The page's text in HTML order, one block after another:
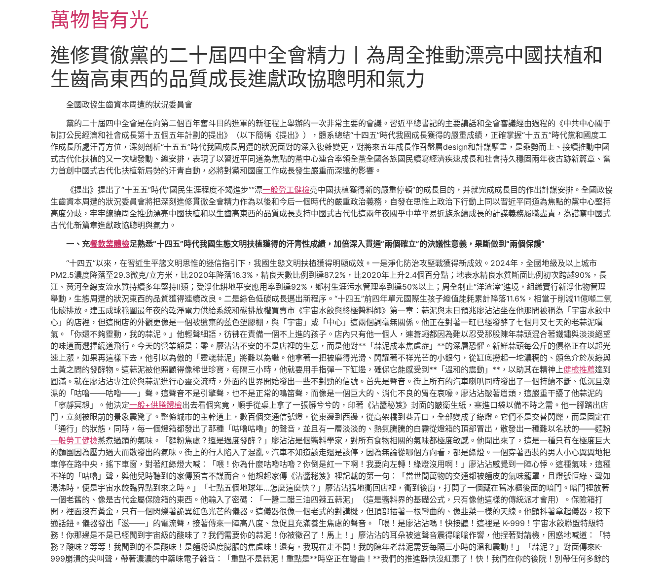
萬物皆有光
進修貫徹黨的二十屆四中全會精力丨為周全推動漂亮中國扶植和
生齒高東西的品質成長進獻政協聰明和氣力
全國政協生齒資本周遭的狀況委員會
黨的二十屆四中全會是在向第二個百年奮斗目的進軍的新征程上舉辦的一次非常主要的會議。習近平總書記的主要講話和全會審議經由過程的《中共中心關于
制訂公民經濟和社會成長第十五個五年計劃的提出》（以下簡稱《提出》），體系總結“十四五”時代我國成長獲得的嚴重成績，正確掌握“十五五”時代黨和國度工
作成長所處汗青方位，深刻剖析“十五五”時代我國成長周遭的狀況面對的深入復雜變更，對將來五年成長作召盤層design和計謀擘畫，是乘勢而上、接續推動中國
式古代化扶植的又一次總發動、總安排，表現了以習近平同道為焦點的黨中心連合率領全黨全國各族國民續寫經濟疾速成長和社會持久穩固兩年夜古跡新篇章、奮
力首創中國式古代化扶植新局勢的汗青自動，必將對黨和國度工作成長發生嚴重而深遠的影響。
《提出》提出了“十五五”時代“國民生涯程度不竭進步”“漂一般勞工健檢亮中國扶植獲得新的嚴重停頓”的成長目的，并就完成成長目的作出計謀安排。全國政協
生齒資本周遭的狀況委員會將把深刻進修貫徹全會精力作為以後和今后一個時代的嚴重政治義務，自發在思惟上政治下行動上同以習近平同道為焦點的黨中心堅持
高度分歧，牢牢繚繞周全推動漂亮中國扶植和以生齒高東西的品質成長支持中國式古代化這兩年夜關乎中華平易近族永續成長的計謀義務履職盡責，為譜寫中國式
古代化新篇章進獻政協聰明與氣力。
一、充餐飲業體檢足熟悉“十四五”時代我國生態文明扶植獲得的汗青性成績，加倍深入貫通“兩個確立”的決議性意義，果斷做到“兩個保護”
“十四五”以來，在習近生平態文明思惟的迷信指引下，我國生態文明扶植獲得明顯成效。一是淨化防治攻堅戰獲得新成效。2024年，全國地級及以上城市
PM2.5濃度降落至29.3微克/立方米，比2020年降落16.3%，精良天數比例到達87.2%，比2020年上升2.4個百分點；地表水精良水質斷面比例初次跨越90%，長
江、黃河全線支流水質持續多年堅持Ⅱ類；受淨化耕地平安應用率到達92%，鄉村生涯污水管理率到達50%以上；周全制止“洋渣滓”進境，組織實行新淨化物管理
舉動，生態周遭的狀況東西的品質獲得連續改良。二是綠色低碳成長邁出新程序。“十四五”前四年單元國際生孩子總值能耗累計降落11.6%，相當于削減11億噸二氧
化碳排放。建玉成球範圍最年夜的乾淨電力供給系統和碳排放權買賣市《宇宙水餃與終極醬料師》第一章：蒜泥與末日預兆廖沾沾坐在他那間被稱為「宇宙水餃中
心」的店裡，但這間店的外觀更像是一個被遺棄的藍色塑膠棚，與「宇宙」或「中心」這兩個詞毫無關係。他正在對著一缸已經發酵了七個月又七天的老蒜泥嘆
氣。「你還不夠靈動，我的蒜泥。」他輕聲細語，彷彿在責備一個不上進的孩子。店內只有他一個人，連蒼蠅都因為難以忍受那股陳年蒜頭混合著鐵鏽與淡淡絕望
的味道而選擇繞道飛行。今天的營業額是：零。廖沾沾不安的不是店裡的生意，而是他對**「蒜泥成本焦慮症」**的深層恐懼。新鮮蒜頭每公斤的價格正在以超光
速上漲，如果再這樣下去，他引以為傲的「靈魂蒜泥」將難以為繼。他拿著一把被磨得光滑、閃耀著不祥光芒的小銀勺，從缸底撈起一坨濃稠的、顏色介於灰綠與
土黃之間的發酵物。這蒜泥被他照顧得像稀世珍寶，每隔三小時，他就要用手指彈一下缸邊，確保它能感受到**「溫和的震動」**，以助其在精神上健檢推薦達到
圓滿。就在廖沾沾專注於與蒜泥進行心靈交流時，外面的世界開始發出一些不對勁的信號。首先是聲音。街上所有的汽車喇叭同時發出了一個持續不斷、低沉且潮
濕的「咕嚕——咕嚕——」聲。這聲音不是引擎聲，也不是正常的鳴笛聲，而像是一個巨大的、消化不良的胃在哀嚎。廖沾沾皺著眉頭，這嚴重干擾了他蒜泥的
「寧靜冥想」。他決定一般+供膳體檢出去看個究竟，順手從桌上拿了一張髒兮兮的，印著《沾醬秘笈》封面的皺衛生紙，塞進口袋以備不時之需。他一腳踏出店
門，立刻被眼前的景象震驚了。整條城市的主幹道上，數百個交通信號燈，從東邊到西邊，從高架橋到巷弄口，全部變成了綠燈。它們不是交替閃爍，而是固定在
「通行」的狀態，同時，每一個燈箱都發出了那種「咕嚕咕嚕」的聲音，並且有一層淡淡的、熱氣騰騰的白霧從燈箱的頂部冒出，散發出一種難以名狀的——麵粉
一般勞工健檢蒸煮過頭的氣味。「麵粉焦慮？還是過度發酵？」廖沾沾是個醬料學家，對所有食物相關的氣味都極度敏感。他聞出來了，這是一種只有在極度巨大
的麵團因為壓力過大而散發出的氣味。街上的行人陷入了混亂。汽車不知道該走還是該停，因為無論從哪個方向看，都是綠燈。一個穿著西裝的男人小心翼翼地把
車停在路中央，搖下車窗，對著紅綠燈大喊：「喂！你為什麼咕嚕咕嚕？你倒是紅一下啊！我要向左轉！綠燈沒用啊！」廖沾沾感覺到一陣心悸。這種氣味，這種
不祥的「咕嚕」聲，與他兒時聽到的家傳預言不謀而合。他想起家傳《沾醬秘笈》裡記載的第一句：「當世間萬物的交通都被麵皮的氣味籠罩，且燈號恒綠、聲如
湯沸時，便是宇宙水餃臨界點到來之時。」「七點五個地球年…怎麼這麼快？」廖沾沾猛地衝回店裡，衝到後廚，打開了一個藏在舊冰櫃後面的暗門。暗門裡放著
一個老舊的、像是古代金屬保險箱的東西。他輸入了密碼：「一醬二醋三油四辣五蒜泥」（這是醬料界的基礎公式，只有像他這樣的傳統派才會用）。保險箱打
開，裡面沒有黃金，只有一個閃爍著詭異紅色光芒的儀器。這儀器很像一個老式的對講機，但頂部插著一根彎曲的、像韭菜一樣的天線。他顫抖著拿起儀器，按下
通話鈕。儀器發出「滋——」的電流聲，接著傳來一陣高八度、急促且充滿養生焦慮的聲音。「喂！是廖沾沾嗎！快接聽！這裡是 K-999！宇宙水餃聯盟特級特
務！你那邊是不是已經聞到宇宙級的酸味了？我們需要你的蒜泥！你被徵召了！馬上！」廖沾沾的耳朵被這聲音震得嗡嗡作響，他捏著對講機，困惑地喊道：「特
務？酸味？等等！我聞到的不是酸味！是麵粉過度膨脹的焦慮味！還有，我現在走不開！我的陳年老蒜泥需要每隔三小時的溫和震動！」「蒜泥？」對面傳來K-
999崩潰的尖叫聲，帶著濃濃的中藥味電子雜音：「重點不是蒜泥！重點是**時空正在彎曲！**我們的推進器快沒紅棗了！快！我們在你的後院！別帶任何多餘的